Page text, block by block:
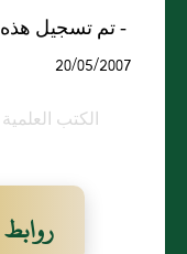
- تم تسجيل هذه
20/05/2007
الكتب العلمية